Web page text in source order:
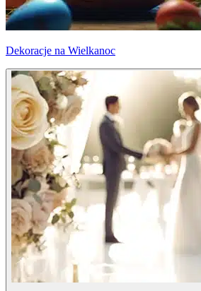
Dekoracje na Wielkanoc